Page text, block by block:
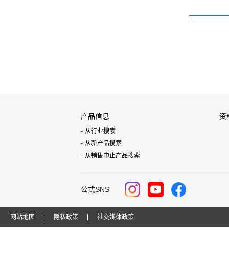
产品信息
从行业搜索
从新产品搜索
从销售中止产品搜索
资
公式SNS
网站地图 隐私政策 社交媒体政策